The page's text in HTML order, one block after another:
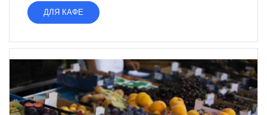
ДЛЯ КАФЕ